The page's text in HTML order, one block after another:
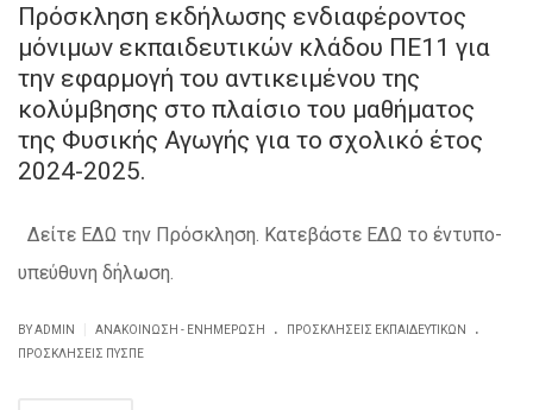
Πρόσκληση εκδήλωσης ενδιαφέροντος
μόνιμων εκπαιδευτικών κλάδου ΠΕ11 για
την εφαρμογή του αντικειμένου της
κολύμβησης στο πλαίσιο του μαθήματος
της Φυσικής Αγωγής για το σχολικό έτος
2024-2025.
Δείτε ΕΔΩ την Πρόσκληση. Κατεβάστε ΕΔΩ το έντυπο-
υπεύθυνη δήλωση.
BY ADMIN ΑΝΑΚΟΊΝΩΣΗ - ΕΝΗΜΈΡΩΣΗ . ΠΡΟΣΚΛΗΣΕΙΣ ΕΚΠΑΙΔΕΥΤΙΚΏΝ .
ΠΡΟΣΚΛΉΣΕΙΣ ΠΥΣΠΕ